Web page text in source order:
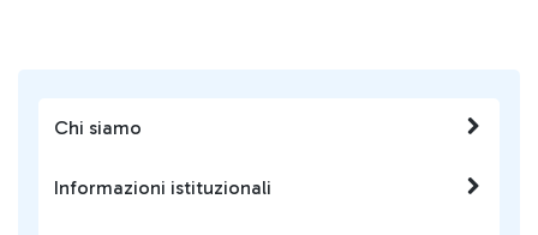
Chi siamo
Informazioni istituzionali